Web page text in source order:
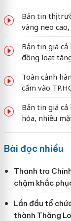
Bản tin thị
vàng neo
Bản tin giá
đồng loạt
Toàn cảnh
cấm vào
Bản tin giá
hóa, nhiều
Bài đọc nhiều
Thanh tra
chậm khắc
Lần đầu tổ
thành Thăng